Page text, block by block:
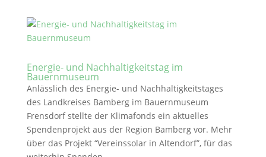
Energie- und Nachhaltigkeitstag im
Bauernmuseum
Anlässlich des Energie- und Nachhaltigkeitstages
des Landkreises Bamberg im Bauernmuseum
Frensdorf stellte der Klimafonds ein aktuelles
Spendenprojekt aus der Region Bamberg vor. Mehr
über das Projekt “Vereinssolar in Altendorf”, für das